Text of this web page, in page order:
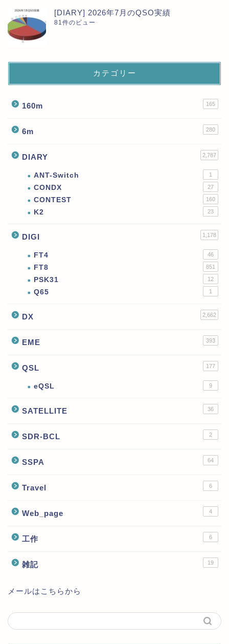
[DIARY] 2026年7月のQSO実績
81件のビュー
カテゴリー
160m 165
6m 280
DIARY 2,787
ANT-Switch 1
CONDX 27
CONTEST 160
K2 23
DIGI 1,178
FT4 46
FT8 851
PSK31 12
Q65 1
DX 2,662
EME 393
QSL 177
eQSL 9
SATELLITE 36
SDR-BCL 2
SSPA 64
Travel 6
Web_page 4
工作 6
雑記 19
メールはこちらから